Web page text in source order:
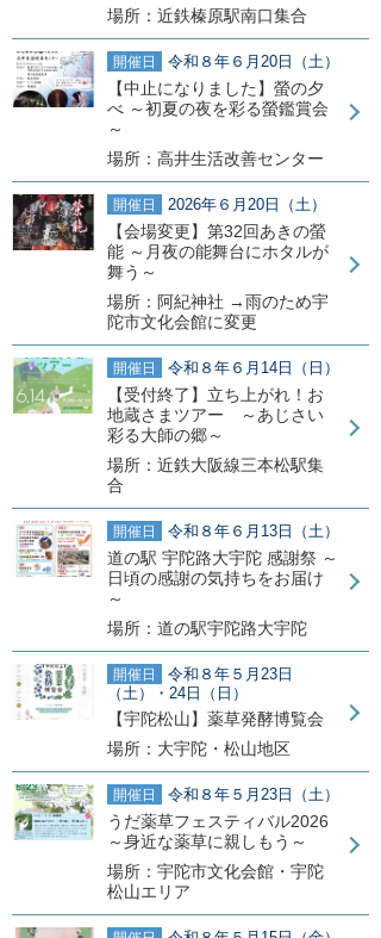
場所：近鉄榛原駅南口集合
開催日 令和８年６月20日（土）
【中止になりました】螢の夕
べ ～初夏の夜を彩る螢鑑賞会
～
場所：高井生活改善センター
開催日 2026年６月20日（土）
【会場変更】第32回あきの螢
能 ～月夜の能舞台にホタルが
舞う～
場所：阿紀神社 →雨のため宇
陀市文化会館に変更
開催日 令和８年６月14日（日）
【受付終了】立ち上がれ！お
地蔵さまツアー ～あじさい
彩る大師の郷～
場所：近鉄大阪線三本松駅集
合
開催日 令和８年６月13日（土）
道の駅 宇陀路大宇陀 感謝祭 ～
日頃の感謝の気持ちをお届け
～
場所：道の駅宇陀路大宇陀
開催日
令和８年５月23日
（土）・24日（日）
【宇陀松山】薬草発酵博覧会
場所：大宇陀・松山地区
開催日 令和８年５月23日（土）
うだ薬草フェスティバル2026
～身近な薬草に親しもう～
場所：宇陀市文化会館・宇陀
松山エリア